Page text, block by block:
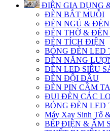
ĐIỆN GIA DỤNG
ĐÈN BẮT MUỖI
ĐÈN NGỦ & ĐÈN
ĐÈN THỜ & ĐÈN
ĐÈN TÍCH ĐIỆN
BÓNG ĐÈN LED
ĐÈN NĂNG
ĐÈN LED SIÊU
ĐÈN ĐỘI ĐẦU
ĐÈN PIN CẦM
ĐUI ĐÈN CÁC
BÓNG ĐÈN LED
Máy Xay Sinh Tố
BẾP ĐIỆN & ẤM